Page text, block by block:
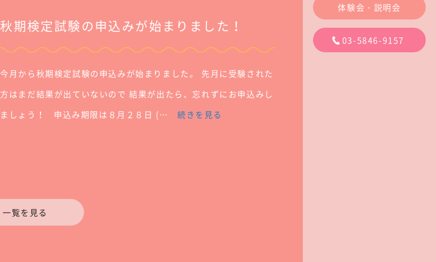
体験会・説明会
03-5846-9157
秋期検定試験の申込みが始まりました！
今月から秋期検定試験の申込みが始まりました。 先月に受験された
方はまだ結果が出ていないので 結果が出たら、忘れずにお申込みし
ましょう！ 申込み期限は８月２８日 (…続きを見る
一覧を見る